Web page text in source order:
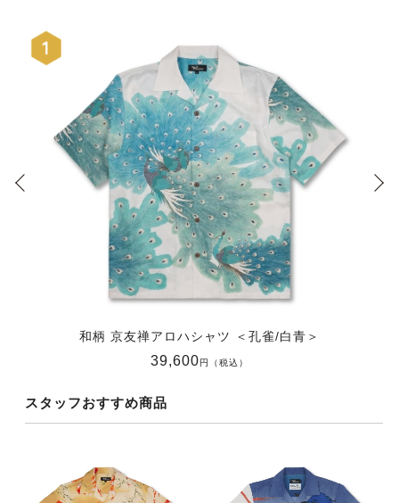
和柄 京友禅アロハシャツ ＜孔雀/白青＞
39,600円（税込）
スタッフおすすめ商品